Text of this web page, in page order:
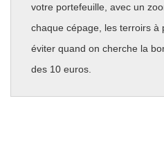
votre portefeuille, avec un
chaque cépage, les terroirs à
éviter quand on cherche la
des 10 euros.